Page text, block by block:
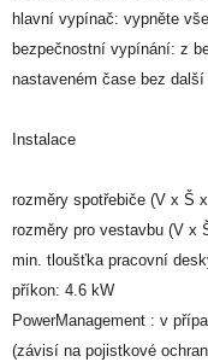
hlavní vypínač: vypněte
bezpečnostní vypínání: z
nastaveném čase bez
Instalace
rozměry spotřebiče (V x Š
rozměry pro vestavbu (V x
min. tloušťka pracovní
příkon: 4.6 kW
PowerManagement : v
(závisí na pojistkové